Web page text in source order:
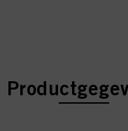
current tab:
current tab: